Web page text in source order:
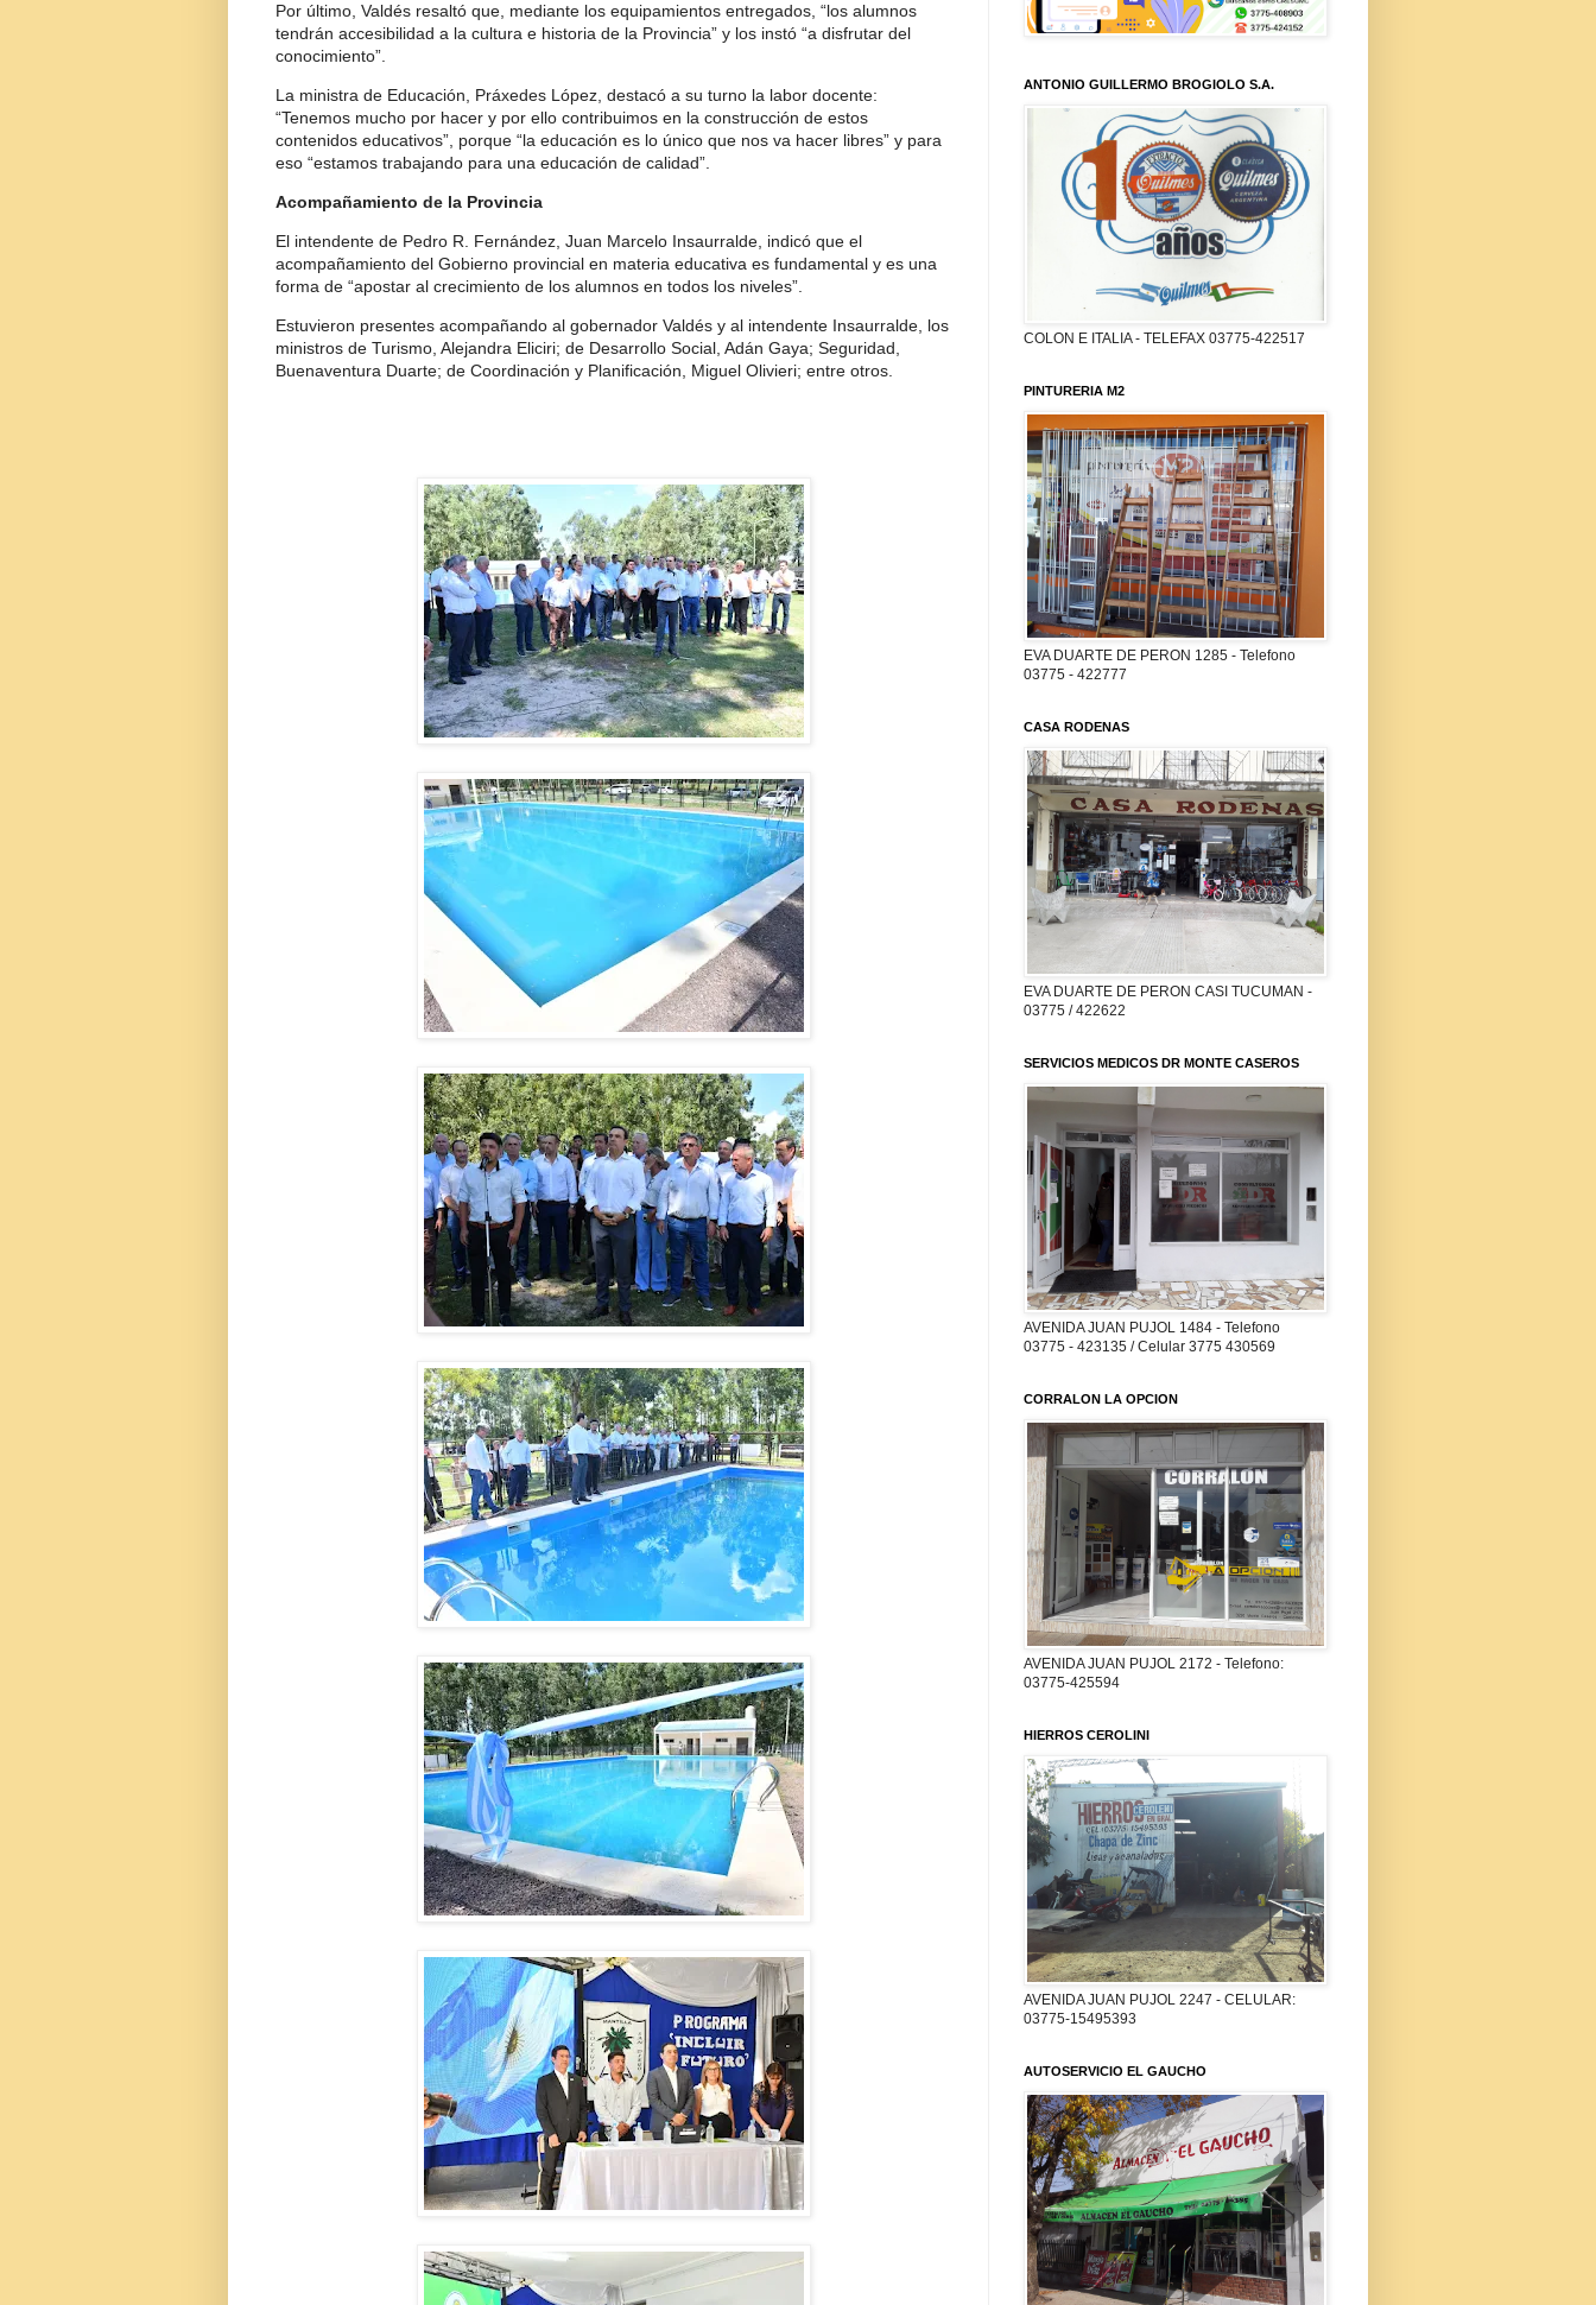
Por último, Valdés resaltó que, mediante los equipamientos entregados, “los alumnos
tendrán accesibilidad a la cultura e historia de la Provincia” y los instó “a disfrutar del
conocimiento”.
La ministra de Educación, Práxedes López, destacó a su turno la labor docente:
“Tenemos mucho por hacer y por ello contribuimos en la construcción de estos
contenidos educativos”, porque “la educación es lo único que nos va hacer libres” y para
eso “estamos trabajando para una educación de calidad”.
Acompañamiento de la Provincia
El intendente de Pedro R. Fernández, Juan Marcelo Insaurralde, indicó que el
acompañamiento del Gobierno provincial en materia educativa es fundamental y es una
forma de “apostar al crecimiento de los alumnos en todos los niveles”.
Estuvieron presentes acompañando al gobernador Valdés y al intendente Insaurralde, los
ministros de Turismo, Alejandra Eliciri; de Desarrollo Social, Adán Gaya; Seguridad,
Buenaventura Duarte; de Coordinación y Planificación, Miguel Olivieri; entre otros.
ANTONIO GUILLERMO BROGIOLO S.A.
COLON E ITALIA - TELEFAX 03775-422517
PINTURERIA M2
EVA DUARTE DE PERON 1285 - Telefono
03775 - 422777
CASA RODENAS
EVA DUARTE DE PERON CASI TUCUMAN -
03775 / 422622
SERVICIOS MEDICOS DR MONTE CASEROS
AVENIDA JUAN PUJOL 1484 - Telefono
03775 - 423135 / Celular 3775 430569
CORRALON LA OPCION
AVENIDA JUAN PUJOL 2172 - Telefono:
03775-425594
HIERROS CEROLINI
AVENIDA JUAN PUJOL 2247 - CELULAR:
03775-15495393
AUTOSERVICIO EL GAUCHO